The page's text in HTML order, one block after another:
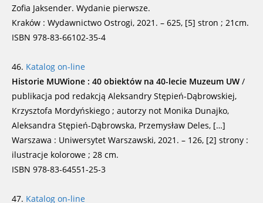
Zofia Jaksender. Wydanie pierwsze.
Kraków : Wydawnictwo Ostrogi, 2021. – 625, [5] stron ; 21cm.
ISBN 978-83-66102-35-4
46. Katalog on-line
Historie MUWione : 40 obiektów na 40-lecie Muzeum UW /
publikacja pod redakcją Aleksandry Stępień-Dąbrowskiej,
Krzysztofa Mordyńskiego ; autorzy not Monika Dunajko,
Aleksandra Stępień-Dąbrowska, Przemysław Deles, […]
Warszawa : Uniwersytet Warszawski, 2021. – 126, [2] strony :
ilustracje kolorowe ; 28 cm.
ISBN 978-83-64551-25-3
47. Katalog on-line